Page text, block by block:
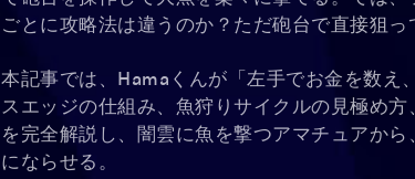
ごとに攻略法は違うのか？ただ砲台で直接狙
本記事では、Hamaくんが「左手でお金を数え
スエッジの仕組み、魚狩りサイクルの見極め
を完全解説し、闇雲に魚を撃つアマチュアか
にならせる。